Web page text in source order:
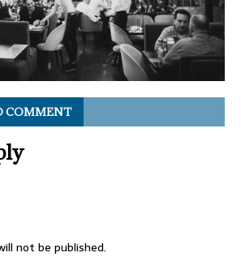
COMMENT
not be published.